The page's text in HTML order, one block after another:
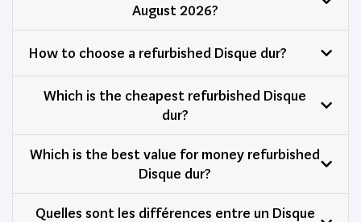
August 2026?
How to choose a refurbished Disque dur?
Which is the cheapest refurbished Disque
dur?
Which is the best value for money refurbished
Disque dur?
Quelles sont les différences entre un Disque